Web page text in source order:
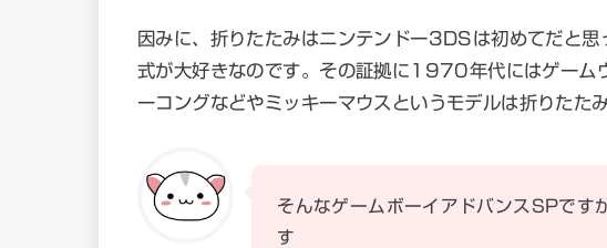
因みに、折りたたみはニンテンドー3DSは初めてだと
式が大好きなのです。その証拠に1970年代にはゲーム
ーコングなどやミッキーマウスというモデルは折りたた
そんなゲームボーイアドバンスSPです
す